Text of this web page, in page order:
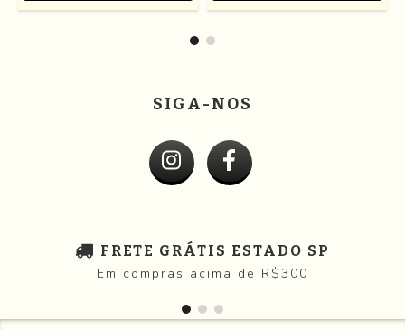
SIGA-NOS
FRETE GRÁTIS ESTADO SP
Em compras acima de R$300